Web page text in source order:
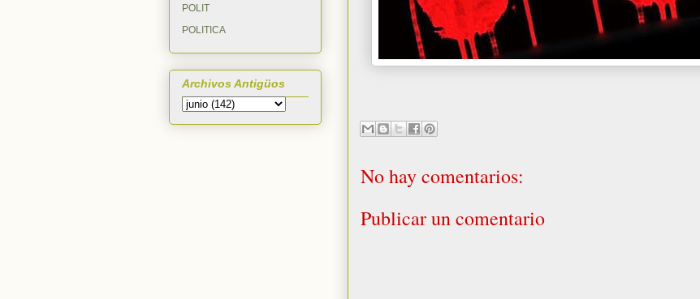
No hay comentarios:
Publicar un comentario
POLIT
POLITICA
Archivos Antigüos